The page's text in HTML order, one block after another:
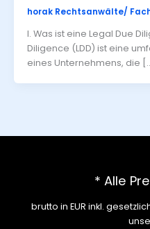
horak Rechtsanwälte/
I. Was ist eine Legal Due
Diligence (LDD) ist eine
eines Unternehmens, die
* Alle
brutto in EUR inkl.